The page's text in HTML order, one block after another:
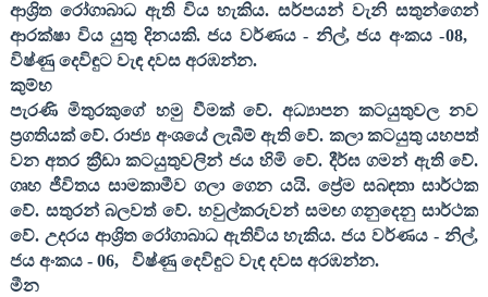
ආශ්‍රිත රෝගාබාධ ඇති විය හැකිය. සර්පයන් වැනි සතුන්ගෙන්
ආරක්ෂා විය යුතු දිනයකි. ජය වර්ණය - නිල්,ජය අංකය -08,
විෂ්ණු දෙවිඳුට වැඳ දවස අරඹන්න.
කුම්භ
පැරණි මිතුරකුගේ හමු වීමක් වේ. අධ්‍යාපන කටයුතුවල නව
ප්‍රගතියක් වේ. රාජ්‍ය අංශයේ ලැබීම් ඇති වේ. කලා කටයුතු යහපත්
වන අතර ක්‍රීඩා කටයුතුවලින් ජය හිමි වේ. දීර්ඝ ගමන් ඇති වේ.
ගෘහ ජීවිතය සාමකාමීව ගලා ගෙන යයි. ප්‍රේම සබඳතා සාර්ථක
වේ. සතුරන් බලවත් වේ. හවුල්කරුවන් සමඟ ගනුදෙනු සාර්ථක
වේ. උදරය ආශ්‍රිත රෝගාබාධ ඇතිවිය හැකිය. ජය වර්ණය - නිල්,
ජය අංකය - 06,
විෂ්ණු දෙවිඳුට වැඳ දවස අරඹන්න.
මීන